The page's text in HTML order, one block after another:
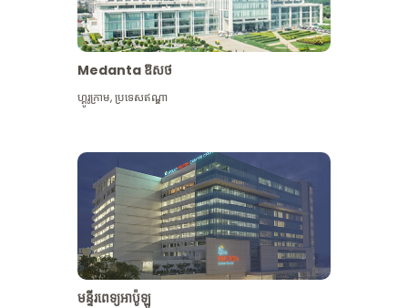
Medanta ឱសថ
ហ្គូរូក្រាម,ប្រទេសឥណ្ឌា
មន្ទីរពេទ្យអាប៉ូឡូ